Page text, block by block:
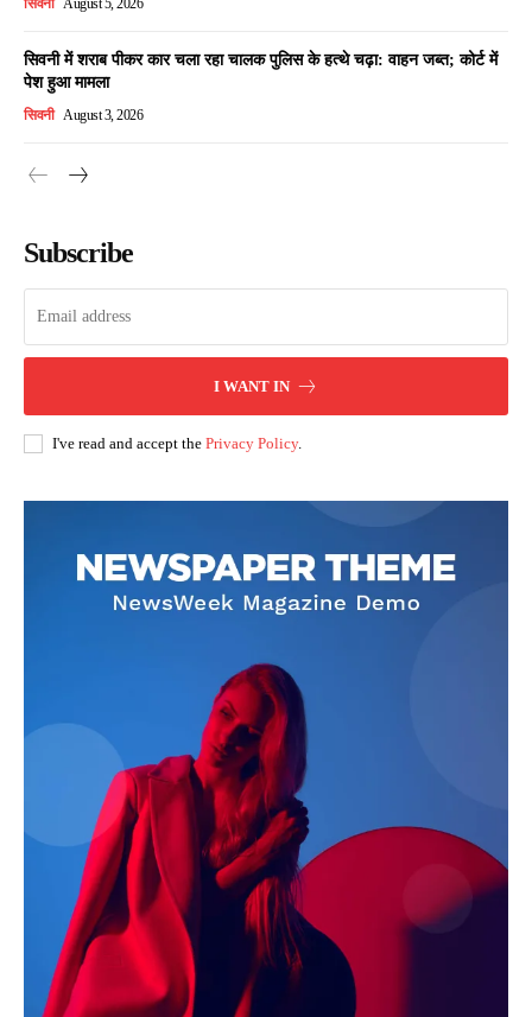
सिवनी August 5, 2026
सिवनी में शराब पीकर कार चला रहा चालक पुलिस के हत्थे चढ़ा: वाहन जब्त; कोर्ट में
पेश हुआ मामला
सिवनी August 3, 2026
Subscribe
I WANT IN
I've read and accept the Privacy Policy.